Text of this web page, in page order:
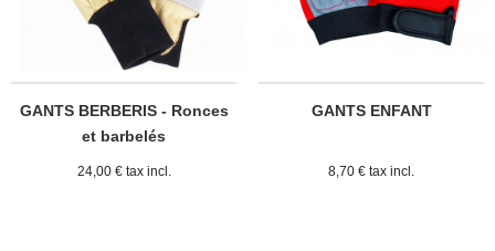
GANTS BERBERIS - Ronces
et barbelés
24,00 € tax incl.
GANTS ENFANT
8,70 € tax incl.